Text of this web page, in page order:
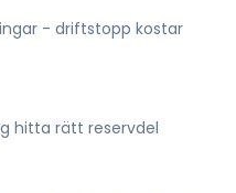
- driftstopp kostar
hitta rätt reservdel